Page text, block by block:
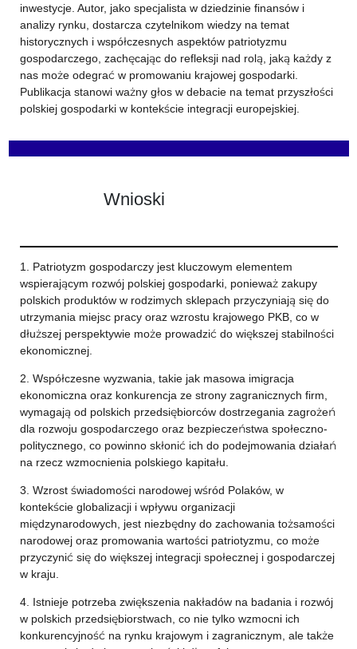
inwestycje. Autor, jako specjalista w dziedzinie finansów i
analizy rynku, dostarcza czytelnikom wiedzy na temat
historycznych i współczesnych aspektów patriotyzmu
gospodarczego, zachęcając do refleksji nad rolą, jaką każdy z
nas może odegrać w promowaniu krajowej gospodarki.
Publikacja stanowi ważny głos w debacie na temat przyszłości
polskiej gospodarki w kontekście integracji europejskiej.
Wnioski
1. Patriotyzm gospodarczy jest kluczowym elementem
wspierającym rozwój polskiej gospodarki, ponieważ zakupy
polskich produktów w rodzimych sklepach przyczyniają się do
utrzymania miejsc pracy oraz wzrostu krajowego PKB, co w
dłuższej perspektywie może prowadzić do większej stabilności
ekonomicznej.
2. Współczesne wyzwania, takie jak masowa imigracja
ekonomiczna oraz konkurencja ze strony zagranicznych firm,
wymagają od polskich przedsiębiorców dostrzegania zagrożeń
dla rozwoju gospodarczego oraz bezpieczeństwa społeczno-
politycznego, co powinno skłonić ich do podejmowania działań
na rzecz wzmocnienia polskiego kapitału.
3. Wzrost świadomości narodowej wśród Polaków, w
kontekście globalizacji i wpływu organizacji
międzynarodowych, jest niezbędny do zachowania tożsamości
narodowej oraz promowania wartości patriotyzmu, co może
przyczynić się do większej integracji społecznej i gospodarczej
w kraju.
4. Istnieje potrzeba zwiększenia nakładów na badania i rozwój
w polskich przedsiębiorstwach, co nie tylko wzmocni ich
konkurencyjność na rynku krajowym i zagranicznym, ale także